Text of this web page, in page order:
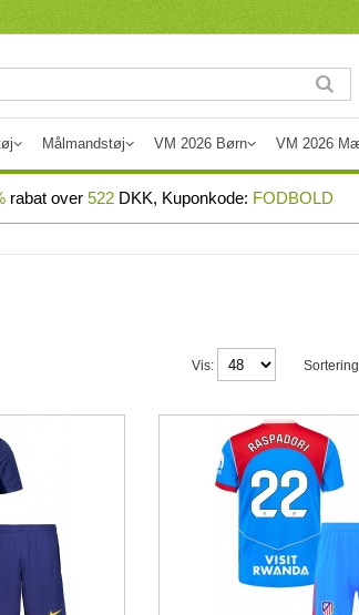
Målmandstøj VM 2026 Børn VM 2026
rabat over 522 DKK, Kuponkode: FODBOLD
Vis: